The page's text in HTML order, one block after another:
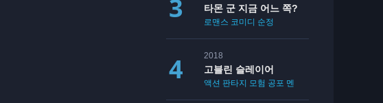
타몬 군 지금 어느 쪽?
로맨스 코미디 순정
2018
고블린 슬레이어
액션 판타지 모험 공포 멘붕